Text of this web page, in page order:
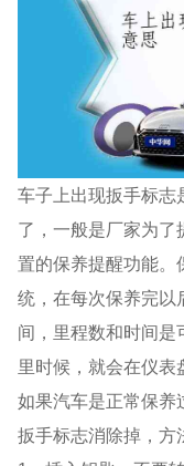
车子上出现扳手标志
了，一般是厂家为了
置的保养提醒功能。
统，在每次保养完以
间，里程数和时间是
里时候，就会在仪表
如果汽车是正常保养
扳手标志消除掉，方